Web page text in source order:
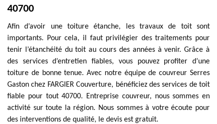
40700
Afin d’avoir une toiture étanche, les travaux de toit sont
importants. Pour cela, il faut privilégier des traitements pour
tenir l’étanchéité du toit au cours des années à venir. Grâce à
des services d’entretien fiables, vous pouvez profiter d’une
toiture de bonne tenue. Avec notre équipe de couvreur Serres
Gaston chez FARGIER Couverture, bénéficiez des services de toit
fiable pour tout 40700. Entreprise couvreur, nous sommes en
activité sur toute la région. Nous sommes à votre écoute pour
des interventions de qualité, le devis est gratuit.